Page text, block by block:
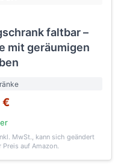
faltbar –
mit geräumigen
€
MwSt., kann sich geändert
auf Amazon.